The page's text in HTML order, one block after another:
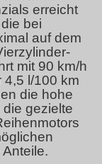
erreicht
bei
auf dem
mit 90 km/h
4,5 l/100 km
die hohe
gezielte